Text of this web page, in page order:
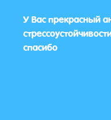
У Вас прекрасный
спасибо